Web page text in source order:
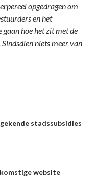
opgedragen om
en het
hoe het zit met de
niets meer van
stadssubsidies
website